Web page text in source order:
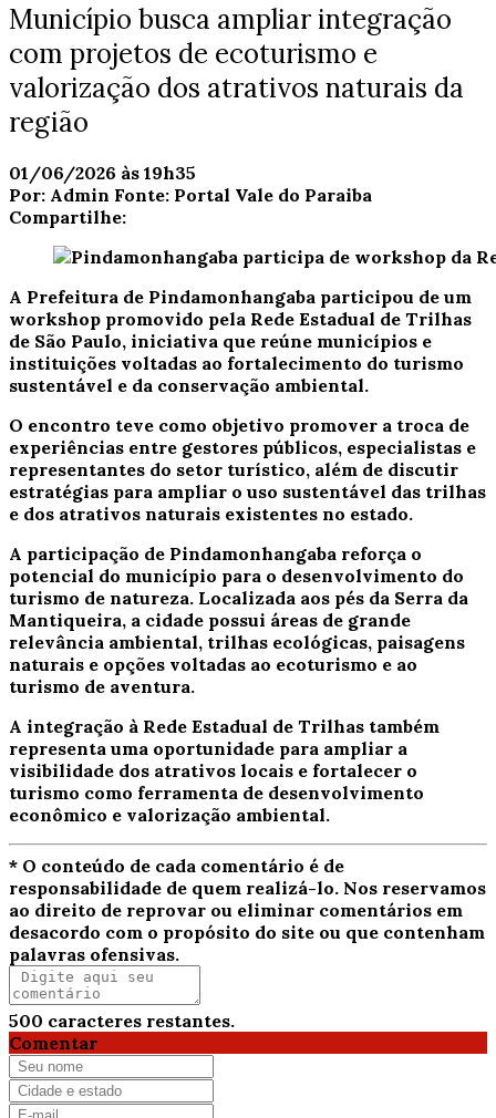
Município busca ampliar integração
com projetos de ecoturismo e
valorização dos atrativos naturais da
região
01/06/2026 às 19h35
Por: Admin Fonte: Portal Vale do Paraiba
Compartilhe:
A Prefeitura de Pindamonhangaba participou de um
workshop promovido pela Rede Estadual de Trilhas
de São Paulo, iniciativa que reúne municípios e
instituições voltadas ao fortalecimento do turismo
sustentável e da conservação ambiental.
O encontro teve como objetivo promover a troca de
experiências entre gestores públicos, especialistas e
representantes do setor turístico, além de discutir
estratégias para ampliar o uso sustentável das trilhas
e dos atrativos naturais existentes no estado.
A participação de Pindamonhangaba reforça o
potencial do município para o desenvolvimento do
turismo de natureza. Localizada aos pés da Serra da
Mantiqueira, a cidade possui áreas de grande
relevância ambiental, trilhas ecológicas, paisagens
naturais e opções voltadas ao ecoturismo e ao
turismo de aventura.
A integração à Rede Estadual de Trilhas também
representa uma oportunidade para ampliar a
visibilidade dos atrativos locais e fortalecer o
turismo como ferramenta de desenvolvimento
econômico e valorização ambiental.
* O conteúdo de cada comentário é de
responsabilidade de quem realizá-lo. Nos reservamos
ao direito de reprovar ou eliminar comentários em
desacordo com o propósito do site ou que contenham
palavras ofensivas.
500 caracteres restantes.
Comentar